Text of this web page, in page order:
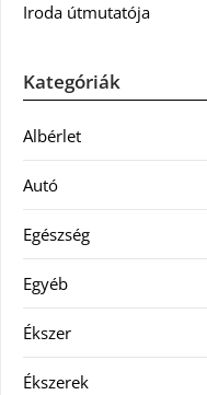
Iroda útmutatója
Kategóriák
Albérlet
Autó
Egészség
Egyéb
Ékszer
Ékszerek